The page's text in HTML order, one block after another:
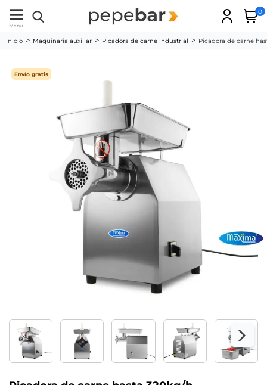
Menu
0
Inicio Maquinaria auxiliar Picadora de carne industrial Picadora de carne
Envío gratis